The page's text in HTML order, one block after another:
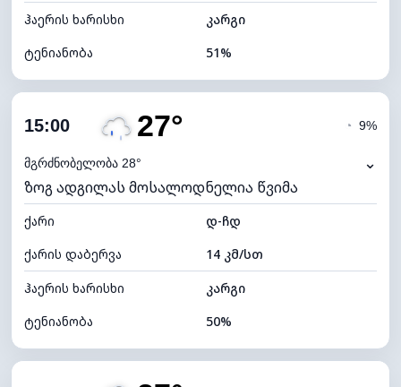
ჰაერის ხარისხი
კარგი
ტენიანობა
51%
ღრუბლიანობა
ნამის წერტილი
ხილვადობა
9 კმ
განათების ინდექსი 4 (მკრთალი)
ღრუბლის სიმაღლე 5360 მ
15:00 27°
მგრძნობელობა 28°
◔ 9%
⌄
ზოგ ადგილას მოსალოდნელია წვიმა
ქარი
დ-ჩდ
ქარის დაბერვა
14 კმ/სთ
ჰაერის ხარისხი
კარგი
ტენიანობა
50%